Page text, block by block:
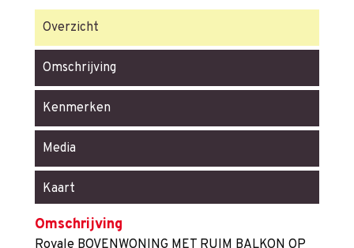
Overzicht
Omschrijving
Kenmerken
Media
Kaart
Omschrijving